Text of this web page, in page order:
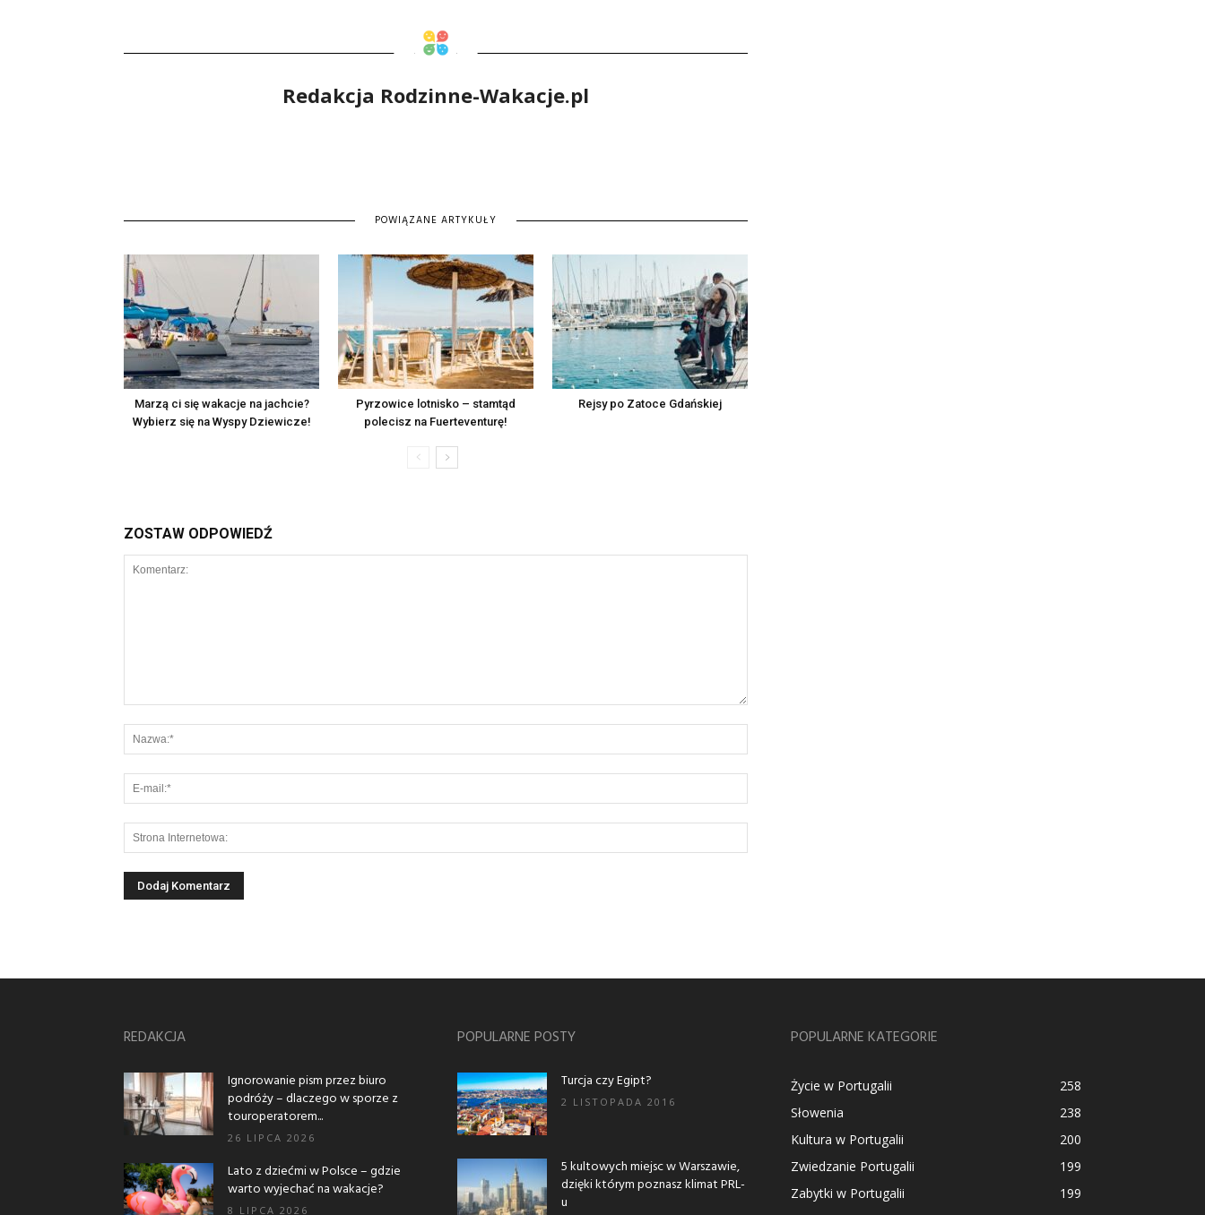
Redakcja Rodzinne-Wakacje.pl
POWIĄZANE ARTYKUŁY
Marzą ci się wakacje na jachcie?
Wybierz się na Wyspy Dziewicze!
Pyrzowice lotnisko – stamtąd
polecisz na Fuerteventurę!
Rejsy po Zatoce Gdańskiej
ZOSTAW ODPOWIEDŹ
REDAKCJA
Ignorowanie pism przez biuro
podróży – dlaczego w sporze z
touroperatorem...
26 LIPCA 2026
Lato z dziećmi w Polsce – gdzie
warto wyjechać na wakacje?
8 LIPCA 2026
POPULARNE POSTY
Turcja czy Egipt?
2 LISTOPADA 2016
5 kultowych miejsc w Warszawie,
dzięki którym poznasz klimat PRL-
u
POPULARNE KATEGORIE
Życie w Portugalii
258
Słowenia
238
Kultura w Portugalii
200
Zwiedzanie Portugalii
199
Zabytki w Portugalii
199